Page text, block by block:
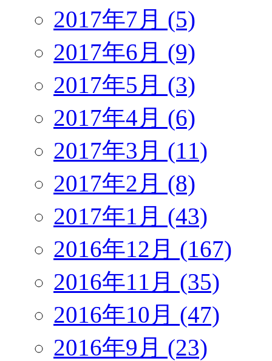
2017年7月 (5)
2017年6月 (9)
2017年5月 (3)
2017年4月 (6)
2017年3月 (11)
2017年2月 (8)
2017年1月 (43)
2016年12月 (167)
2016年11月 (35)
2016年10月 (47)
2016年9月 (23)